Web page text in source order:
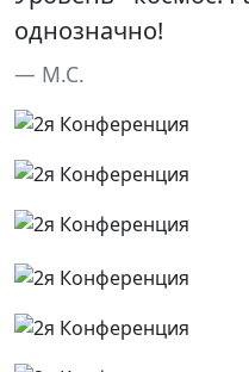
однозначно!
М.С.